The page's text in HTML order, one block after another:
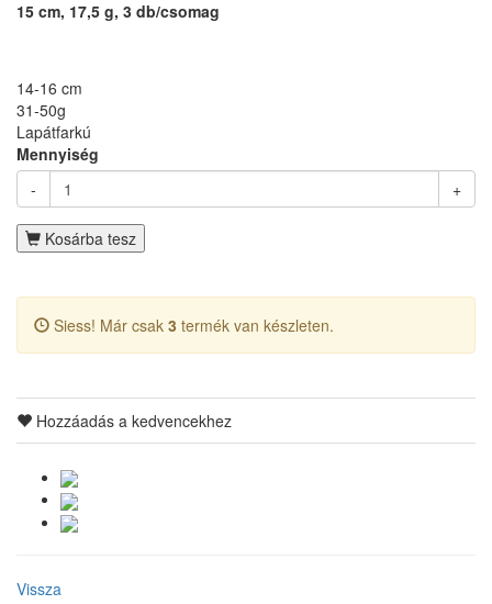
15 cm, 17,5 g, 3 db/csomag
14-16 cm
31-50g
Lapátfarkú
Mennyiség
-
+
Kosárba tesz
Siess! Már csak 3 termék van készleten.
Hozzáadás a kedvencekhez
Vissza